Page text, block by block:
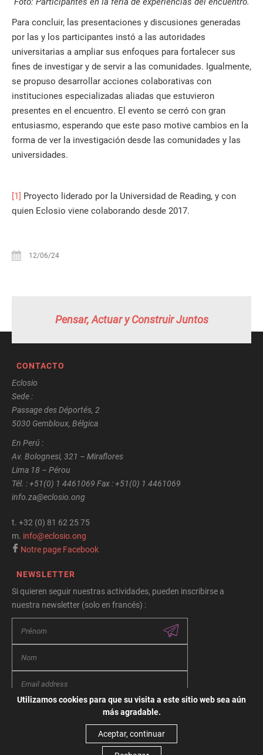
Para concluir, las presentaciones y discusiones generadas
por las y los participantes instó a las autoridades
universitarias a ampliar sus enfoques para fortalecer sus
fines de investigar y de servir a las comunidades. Igualmente,
se propuso desarrollar acciones colaborativas con
instituciones especializadas aliadas que estuvieron
presentes en el encuentro. El evento se cerró con gran
entusiasmo, esperando que este paso motive cambios en la
forma de ver la investigación desde las comunidades y las
universidades.
[1] Proyecto liderado por la Universidad de Reading, y con
quien Eclosio viene colaborando desde 2017.
12/06/24
Pensar, Actuar y Construir Juntos
CONTACTO
Eclosio
Sede :
Passage des Déportés, 2
5030 Gembloux, Bélgica
En Perú :
Av. Bolognesi, 321 – Miraflores
Lima 18 – Pérou
Tél. : +51(0) 1 4461069 Fax : +51(0) 1 4461069
info.za@eclosio.ong
t. +32 (0) 81 62 25 75
m. info@eclosio.ong
Notre page Facebook
NEWSLETTER
Si quieren seguir nuestras actividades, pueden inscribirse a
nuestra newsletter (solo en francés) :
Utilizamos cookies para que su visita a este sitio web sea aún
más agradable.
Aceptar, continuar